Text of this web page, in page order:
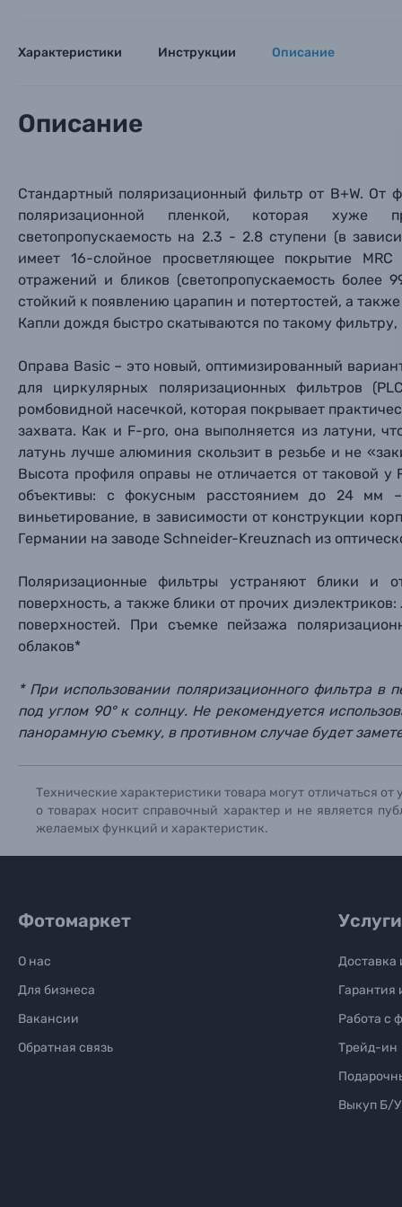
Ваш
Ваш
Объективы для фотоаппаратов
Оптические приборы
Электроника
Материалы
Осветительное оборудование
Фоторамки
Фотоальбомы
Книги о фотографии, альбомы известных
Солнцезащитные очки
Б/У фототехника (Комиссионные товары)
Вами с
Имя*
Номер
Характеристики Инструкции Описание
Описание
Стандартный поляризационный фильтр от B+W. От
поляризационной пленкой, которая хуже
светопропускаемость на 2.3 - 2.8 ступени (в
имеет 16-слойное просветляющее покрытие
отражений и бликов (светопропускаемость более
стойкий к появлению царапин и потертостей, а
Капли дождя быстро скатываются по такому фильтру,
Оправа Basic – это новый, оптимизированный
для циркулярных поляризационных фильтров
ромбовидной насечкой, которая покрывает
захвата. Как и F-pro, она выполняется из латуни,
латунь лучше алюминия скользит в резьбе и не
Высота профиля оправы не отличается от таковой у
объективы: с фокусным расстоянием до 24 мм
виньетирование, в зависимости от конструкции
Германии на заводе Schneider-Kreuznach из
Поляризационные фильтры устраняют блики и
поверхность, а также блики от прочих
поверхностей. При съемке пейзажа
облаков*
* При использовании поляризационного фильтра в
под углом 90° к солнцу. Не рекомендуется
панорамную съемку, в противном случае будет
Технические характеристики товара могут отличаться
о товарах носит справочный характер и не является
желаемых функций и характеристик.
Ваш
Фотомаркет
О нас
Для бизнеса
Вакансии
Обратная связь
Услуги
Доставка
Гарантия
Работа с
Трейд-ин
Выкуп Б/